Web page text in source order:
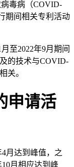
毒病（COVID-
期间相关专利活动
至2022年9月期间
的技术与COVID-
关。
申请活
月达到峰值，之
月相应达到峰